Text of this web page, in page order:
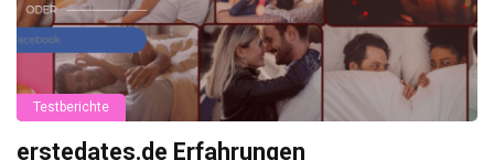
Testberichte
erstedates.de Erfahrungen